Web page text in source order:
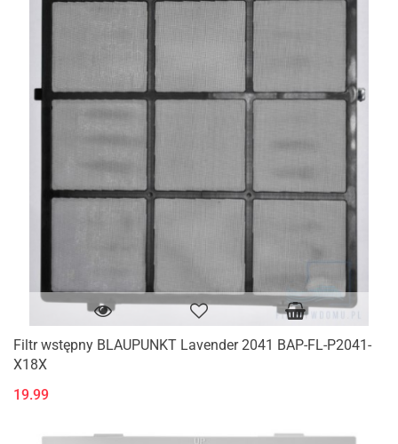
Filtr wstępny BLAUPUNKT Lavender 2041 BAP-FL-P2041-
X18X
19.99